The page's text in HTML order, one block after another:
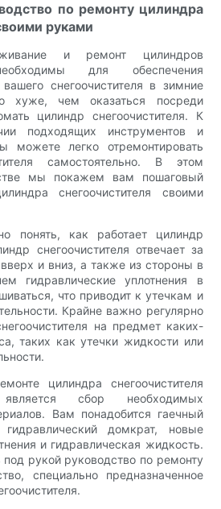
по ремонту цилиндра
руками
и ремонт цилиндров
для обеспечения
снегоочистителя в зимние
хуже, чем оказаться посреди
цилиндр снегоочистителя. К
подходящих инструментов и
можете легко отремонтировать
самостоятельно. В этом
мы покажем вам пошаговый
снегоочистителя своими
понять, как работает цилиндр
снегоочистителя отвечает за
и вниз, а также из стороны в
гидравлические уплотнения в
что приводит к утечкам и
Крайне важно регулярно
на предмет каких-
таких как утечки жидкости или
цилиндра снегоочистителя
сбор необходимых
Вам понадобится гаечный
домкрат, новые
и гидравлическая жидкость.
рукой руководство по ремонту
специально предназначенное